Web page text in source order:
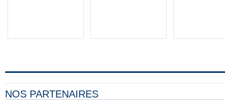
NOS PARTENAIRES